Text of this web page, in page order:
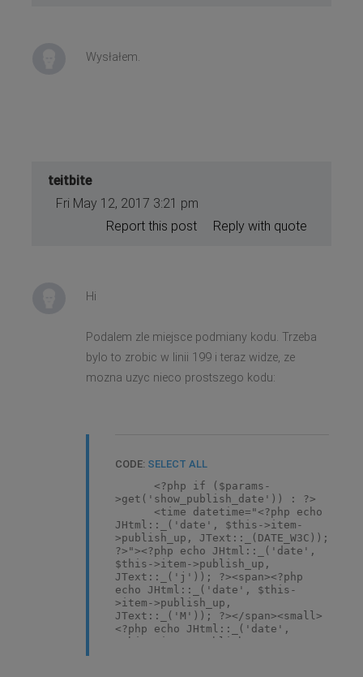
Wysłałem.
teitbite
Fri May 12, 2017 3:21 pm
Reply with quote
Report this post
Hi
Podalem zle miejsce podmiany kodu. Trzeba
bylo to zrobic w linii 199 i teraz widze, ze
mozna uzyc nieco prostszego kodu:
CODE: SELECT ALL
<?php if ($params-
>get('show_publish_date')) : ?>
<time datetime="<?php echo
JHtml::_('date', $this->item-
>publish_up, JText::_(DATE_W3C));
?>"><?php echo JHtml::_('date',
$this->item->publish_up,
JText::_('j')); ?><span><?php
echo JHtml::_('date', $this-
>item->publish_up,
JText::_('M')); ?></span><small>
<?php echo JHtml::_('date',
$this->item->publish_up,